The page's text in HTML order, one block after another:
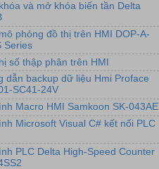
và mở khóa biến tần Delta
phỏng đồ thị trên HMI DOP-A-
Series
số thập phân trên HMI
dẫn backup dữ liệu Hmi Proface
SC41-24V
Macro HMI Samkoon SK-043AE
Microsoft Visual C# kết nối PLC
PLC Delta High-Speed Counter